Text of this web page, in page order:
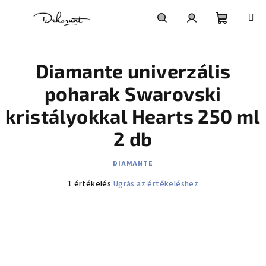
Diamante univerzális
poharak Swarovski
kristályokkal Hearts 250 ml
2 db
DIAMANTE
A termék átlagos értékelése 5-ből 5,0 csillag.
1 értékelés Ugrás az értékeléshez